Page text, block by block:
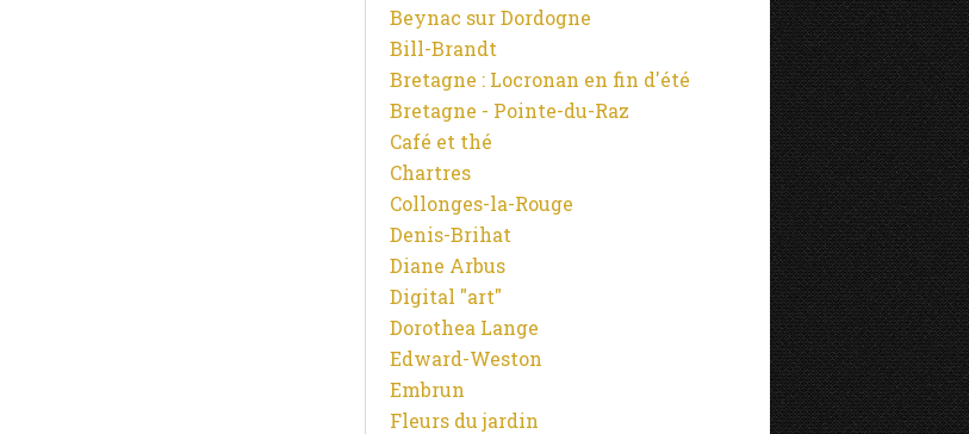
Beynac sur Dordogne
Bill-Brandt
Bretagne : Locronan en fin d'été
Bretagne - Pointe-du-Raz
Café et thé
Chartres
Collonges-la-Rouge
Denis-Brihat
Diane Arbus
Digital "art"
Dorothea Lange
Edward-Weston
Embrun
Fleurs du jardin